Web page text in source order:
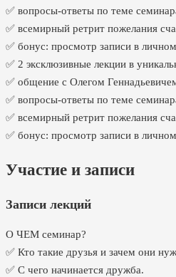
✅ вопросы-ответы по теме
✅ всемирный ретрит пожелания
✅ бонус: просмотр записи в
✅ 2 эксклюзивные лекции в
✅ общение с Олегом
✅ вопросы-ответы по теме
✅ всемирный ретрит пожелания
✅ бонус: просмотр записи в
Участие и записи
Записи лекций
О ЧЕМ семинар?
✅ Кто такие друзья и зачем они
✅ С чего начинается дружба.